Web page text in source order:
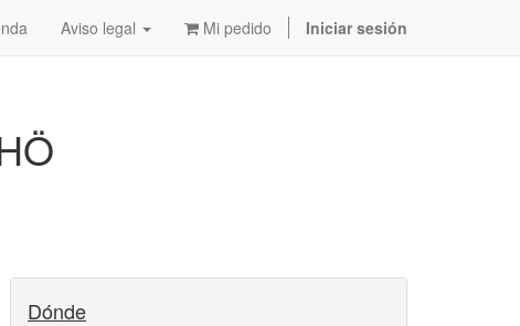
Aviso legal Mi pedido Iniciar sesión
Dónde